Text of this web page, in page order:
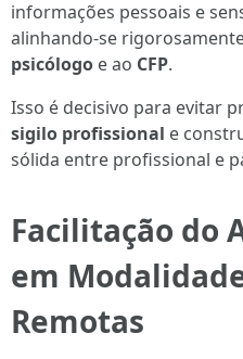
informações pessoais e
alinhando-se
psicólogo e ao CFP.
Isso é decisivo para evitar
sigilo profissional e
sólida entre profissional e
Facilitação do
em
Remotas